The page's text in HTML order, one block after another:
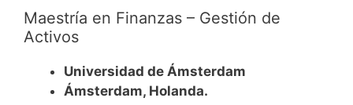
Maestría en Finanzas – Gestión de
Activos
Universidad de Ámsterdam
Ámsterdam, Holanda.